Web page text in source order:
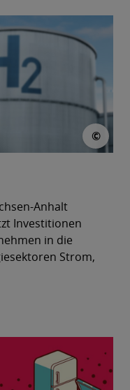
© ©
Anhalt
Investitionen
in die
Strom,